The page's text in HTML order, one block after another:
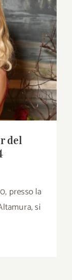
Day
del
presso la
si